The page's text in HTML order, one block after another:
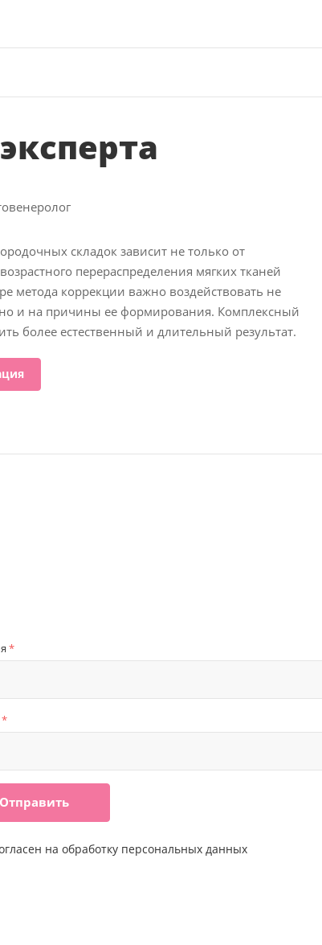
складок зависит не только от
перераспределения мягких тканей
метода коррекции важно воздействовать не
но и на причины ее формирования. Комплексный
более естественный и длительный результат.
*
*
на обработку персональных данных
Отправить